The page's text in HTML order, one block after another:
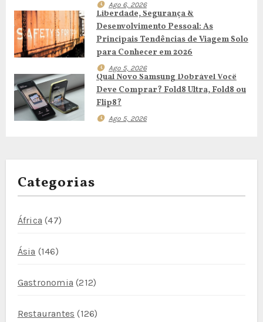
t
i
g
o
s
Ago 6, 2026
Liberdade, Segurança &
Desenvolvimento Pessoal: As
Principais Tendências de Viagem Solo
para Conhecer em 2026
Ago 5, 2026
Qual Novo Samsung Dobrável Você
Deve Comprar? Fold8 Ultra, Fold8 ou
Flip8?
Ago 5, 2026
Categorias
África (47)
Ásia (146)
Gastronomia (212)
Restaurantes (126)